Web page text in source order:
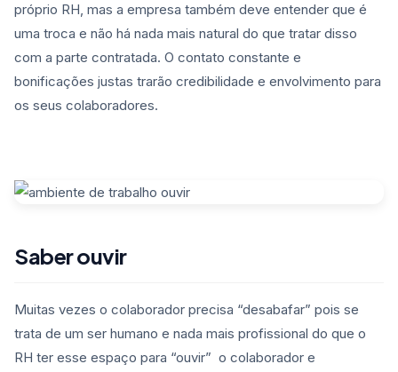
próprio RH, mas a empresa também deve entender que é
uma troca e não há nada mais natural do que tratar disso
com a parte contratada. O contato constante e
bonificações justas trarão credibilidade e envolvimento para
os seus colaboradores.
Saber ouvir
Muitas vezes o colaborador precisa “desabafar” pois se
trata de um ser humano e nada mais profissional do que o
RH ter esse espaço para “ouvir” o colaborador e